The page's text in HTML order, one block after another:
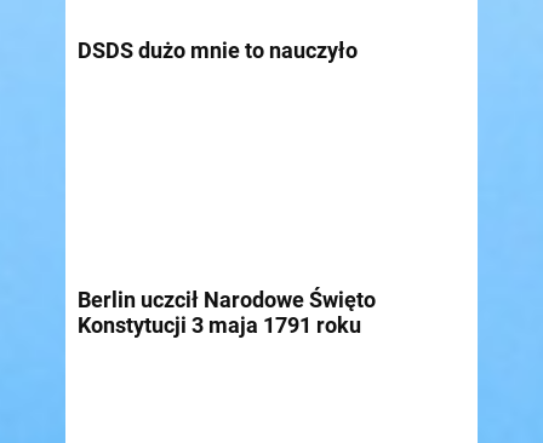
DSDS dużo mnie to nauczyło
Berlin uczcił Narodowe Święto
Konstytucji 3 maja 1791 roku